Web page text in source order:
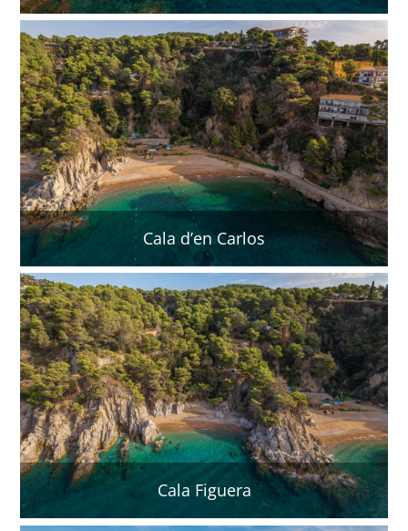
Cala d’en Carlos
Cala Figuera